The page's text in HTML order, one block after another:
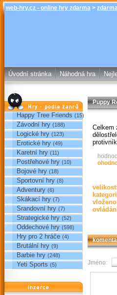
web-hry.cz - online hry zdarma >
Úvodní stránka Náhodná hra
Hry podle žánrů
Happy Tree Friends (15)
Závodní hry (188)
Logické hry (123)
Erotické hry (49)
Karetní hry (11)
Postřehové hry (10)
Bojové hry (18)
Sportovní hry (8)
Adventury (6)
Skákací hry (7)
Srandovní hry (7)
Strategické hry (52)
Oddechové hry (598)
Hry pro 2 hráče (4)
Brutální hry (9)
Barbie hry (248)
Yeti Sports (5)
reklama
Puppy
Celkem
velikost:
Jméno: